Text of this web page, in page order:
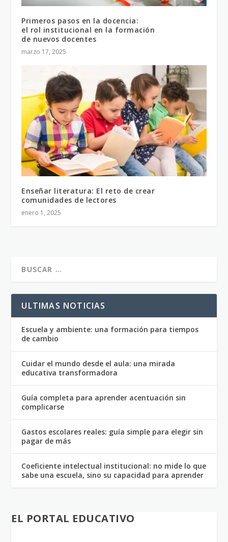
Primeros pasos en la docencia:
el rol institucional en la formación
de nuevos docentes
marzo 17, 2025
Enseñar literatura: El reto de crear
comunidades de lectores
enero 1, 2025
ULTIMAS NOTICIAS
Escuela y ambiente: una formación para tiempos
de cambio
Cuidar el mundo desde el aula: una mirada
educativa transformadora
Guía completa para aprender acentuación sin
complicarse
Gastos escolares reales: guía simple para elegir sin
pagar de más
Coeficiente intelectual institucional: no mide lo que
sabe una escuela, sino su capacidad para aprender
EL PORTAL EDUCATIVO